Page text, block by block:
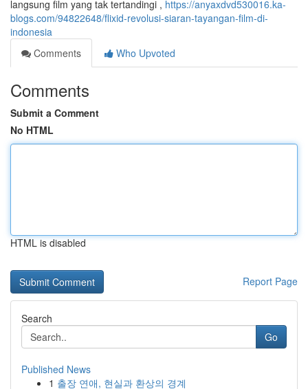
langsung film yang tak tertandingi , https://anyaxdvd530016.ka-
blogs.com/94822648/flixid-revolusi-siaran-tayangan-film-di-
indonesia
Comments
Who Upvoted
Comments
Submit a Comment
No HTML
HTML is disabled
Report Page
Search
Go
Published News
1 출장 연애, 현실과 환상의 경계